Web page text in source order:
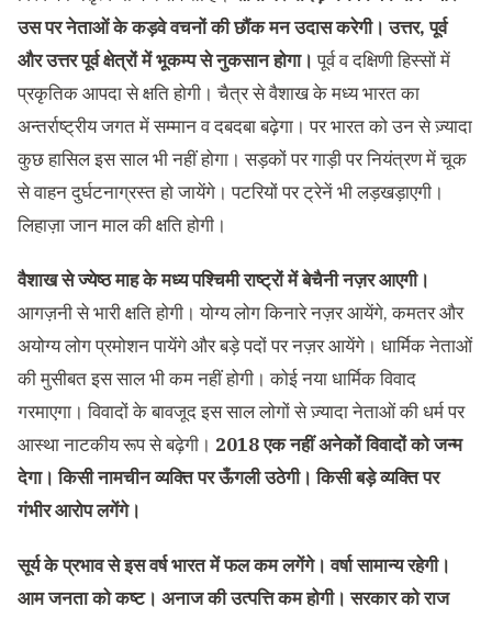
उस पर नेताओं के कड़वे वचनों की छौंक मन उदास करेगी। उत्तर, पूर्व
और उत्तर पूर्व क्षेत्रों में भूकम्प से नुकसान होगा। पूर्व व दक्षिणी हिस्सों में
प्रकृतिक आपदा से क्षति होगी। चैत्र से वैशाख के मध्य भारत का
अन्तर्राष्ट्रीय जगत में सम्मान व दबदबा बढ़ेगा। पर भारत को उन से ज़्यादा
कुछ हासिल इस साल भी नहीं होगा। सड़कों पर गाड़ी पर नियंत्रण में चूक
से वाहन दुर्घटनाग्रस्त हो जायेंगे। पटरियों पर ट्रेनें भी लड़खड़ाएगी।
लिहाज़ा जान माल की क्षति होगी।
वैशाख से ज्येष्ठ माह के मध्य पश्चिमी राष्ट्रों में बेचैनी नज़र आएगी।
आगज़नी से भारी क्षति होगी। योग्य लोग किनारे नज़र आयेंगे, कमतर और
अयोग्य लोग प्रमोशन पायेंगे और बड़े पदों पर नज़र आयेंगे। धार्मिक नेताओं
की मुसीबत इस साल भी कम नहीं होगी। कोई नया धार्मिक विवाद
गरमाएगा। विवादों के बावजूद इस साल लोगों से ज़्यादा नेताओं की धर्म पर
आस्था नाटकीय रूप से बढ़ेगी। 2018 एक नहीं अनेकों विवादों को जन्म
देगा। किसी नामचीन व्यक्ति पर ऊँगली उठेगी। किसी बड़े व्यक्ति पर
गंभीर आरोप लगेंगे।
सूर्य के प्रभाव से इस वर्ष भारत में फल कम लगेंगे। वर्षा सामान्य रहेगी।
आम जनता को कष्ट। अनाज की उत्पत्ति कम होगी। सरकार को राज